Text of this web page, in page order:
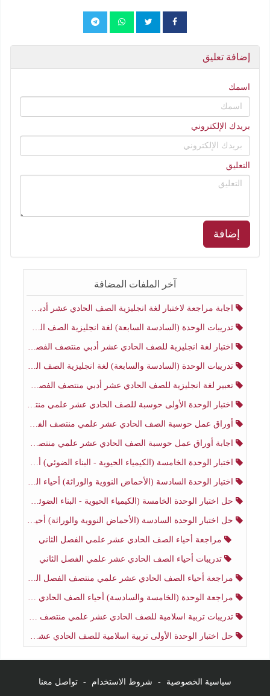
إضافة تعليق
اسمك
بريدك الإلكتروني
التعليق
إضافة
آخر الملفات المضافة
اجابة مراجعة لاختبار لغة انجليزية الصف الحادي عشر أدبي منتصف الفصل الثاني
تدريبات الوحدة (السادسة السابعة) لغة انجليزية الصف الحادي عشر أدبي منتصف الفصل الثاني
اختبار لغة انجليزية للصف الحادي عشر أدبي منتصف الفصل الثاني
تدريبات الوحدة (السادسة والسابعة) لغة انجليزية الصف الحادي عشر أدبي الفصل الثاني
تعبير لغة انجليزية للصف الحادي عشر أدبي منتصف الفصل الثاني
اختبار الوحدة الأولى حوسبة للصف الحادي عشر علمي منتصف الفصل الثاني
أوراق عمل حوسبة الصف الحادي عشر علمي منتصف الفصل الثاني
اجابة أوراق عمل حوسبة الصف الحادي عشر علمي منتصف الفصل الثاني
اختبار الوحدة الخامسة (الكيمياء الحيوية - البناء الضوئي) أحياء الصف الحادي عشر علمي الفصل الثاني
اختبار الوحدة السادسة (الأحماض النووية والوراثة) أحياء الصف الحادي عشر علمي منتصف الفصل الثاني
حل اختبار الوحدة الخامسة (الكيمياء الحيوية - البناء الضوئي) أحياء الصف الحادي عشر علمي الفصل الثاني
حل اختبار الوحدة السادسة (الأحماض النووية والوراثة) أحياء الصف الحادي عشر علمي منتصف الفصل الثاني
مراجعة أحياء الصف الحادي عشر علمي الفصل الثاني
تدريبات أحياء الصف الحادي عشر علمي الفصل الثاني
مراجعة أحياء الصف الحادي عشر علمي منتصف الفصل الثاني
مراجعة الوحدة (الخامسة والسادسة) أحياء الصف الحادي عشر علمي منتصف الفصل الثاني
تدريبات تربية اسلامية للصف الحادي عشر علمي منتصف الفصل الثاني
حل اختبار الوحدة الأولى تربية اسلامية للصف الحادي عشر علمي منتصف الفصل الثاني
سياسية الخصوصية - شروط الاستخدام - تواصل معنا